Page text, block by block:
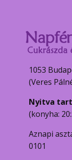
1053
(Veres
Nyitva
(konyha:
Aznapi
0101